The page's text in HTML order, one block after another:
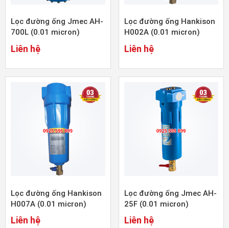
Lọc đường ống Jmec AH-
700L (0.01 micron)
Liên hệ
Lọc đường ống Hankison
H002A (0.01 micron)
Liên hệ
Lọc đường ống Hankison
H007A (0.01 micron)
Liên hệ
Lọc đường ống Jmec AH-
25F (0.01 micron)
Liên hệ